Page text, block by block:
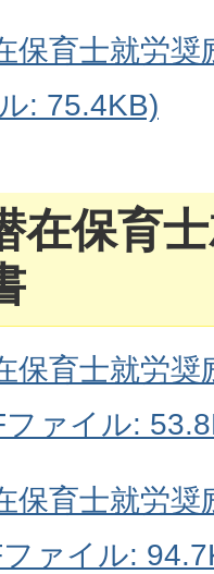
保育士就労奨
: 75.4KB)
在保育
保育士就労奨
ァイル:
保育士就労奨
ァイル: